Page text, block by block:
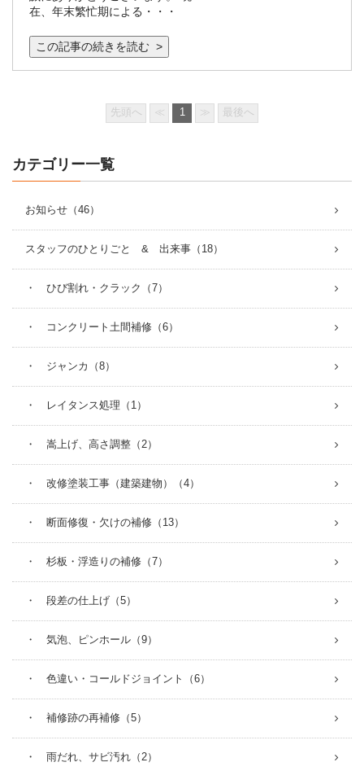
在、年末繁忙期による・・・
この記事の続きを読む >
先頭へ ≪ 1 ≫ 最後へ
カテゴリー一覧
お知らせ（46）
スタッフのひとりごと & 出来事（18）
・ ひび割れ・クラック（7）
・ コンクリート土間補修（6）
・ ジャンカ（8）
・ レイタンス処理（1）
・ 嵩上げ、高さ調整（2）
・ 改修塗装工事（建築建物）（4）
・ 断面修復・欠けの補修（13）
・ 杉板・浮造りの補修（7）
・ 段差の仕上げ（5）
・ 気泡、ピンホール（9）
・ 色違い・コールドジョイント（6）
・ 補修跡の再補修（5）
・ 雨だれ、サビ汚れ（2）